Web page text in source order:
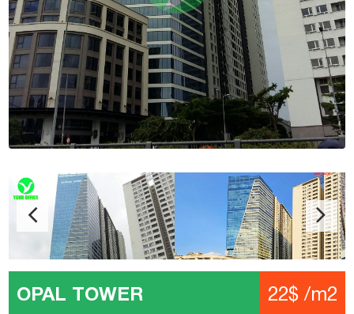
OPAL TOWER 22$ /m2
Địa chỉ: 92 Nguyễn Hữu Cảnh, Phường 22, Quận Bình
Thạnh
Kết cấu: 4 Hầm – 1 Trệt – 41 Tầng – 8 Thang máy
Diện tích: 100 – 200 – 300 – 600 m2
Giá: 22$ /m2
Phí quản lý: 4$ /m2